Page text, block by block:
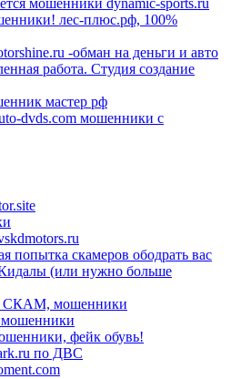
лес-плюс.рф, 100%
-обман на деньги и авто
работа. Студия создание
мастер рф
dvds.com мошенники с
попытка скамеров ободрать вас
(или нужно больше
СКАМ, мошенники
мошенники
фейк обувь!
по ДВС